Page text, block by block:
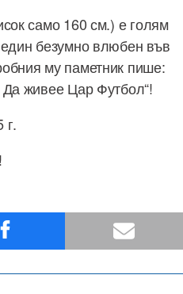
само 160 см.) е голям
безумно влюбен във
му паметник пише:
живее Цар Футбол“!
г.